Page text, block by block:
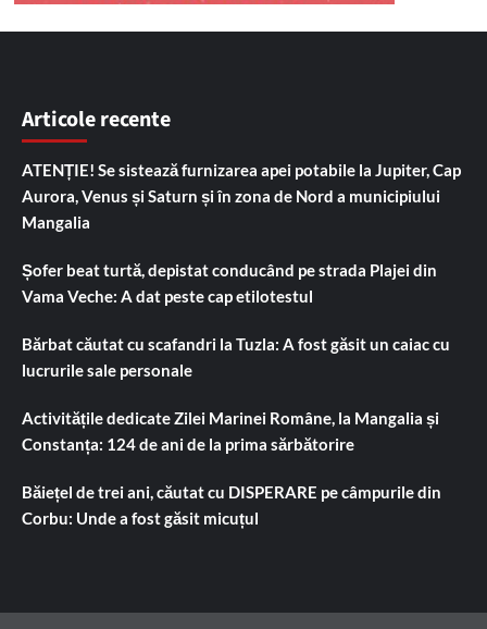
Articole recente
ATENȚIE! Se sistează furnizarea apei potabile la Jupiter, Cap
Aurora, Venus și Saturn și în zona de Nord a municipiului
Mangalia
Șofer beat turtă, depistat conducând pe strada Plajei din
Vama Veche: A dat peste cap etilotestul
Bărbat căutat cu scafandri la Tuzla: A fost găsit un caiac cu
lucrurile sale personale
Activitățile dedicate Zilei Marinei Române, la Mangalia și
Constanța: 124 de ani de la prima sărbătorire
Băiețel de trei ani, căutat cu DISPERARE pe câmpurile din
Corbu: Unde a fost găsit micuțul